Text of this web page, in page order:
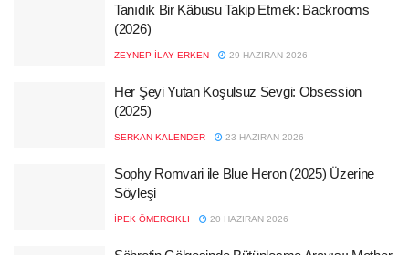
Tanıdık Bir Kâbusu Takip Etmek: Backrooms
(2026)
ZEYNEP İLAY ERKEN 29 HAZIRAN 2026
Her Şeyi Yutan Koşulsuz Sevgi: Obsession
(2025)
SERKAN KALENDER 23 HAZIRAN 2026
Sophy Romvari ile Blue Heron (2025) Üzerine
Söyleşi
İPEK ÖMERCIKLI 20 HAZIRAN 2026